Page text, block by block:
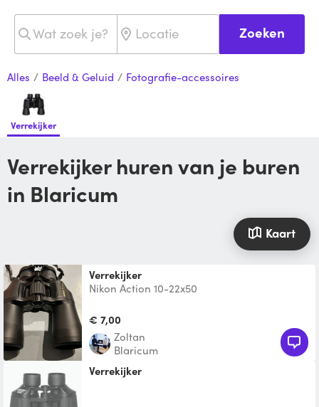
Zoeken
Alles / Beeld & Geluid / Fotografie-accessoires
Verrekijker
Verrekijker huren van je buren
in Blaricum
Kaart
Verrekijker
Nikon Action 10-22x50
€ 7,00
Zoltan
Blaricum
Verrekijker